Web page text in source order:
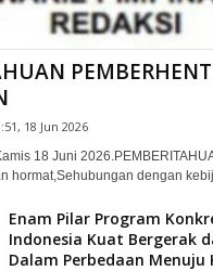
18 Jun 2026
18 Juni
hormat,‎Sehubungan dengan
Enam Pilar Program
Indonesia Kuat Bergerak
Dalam Perbedaan Menuju